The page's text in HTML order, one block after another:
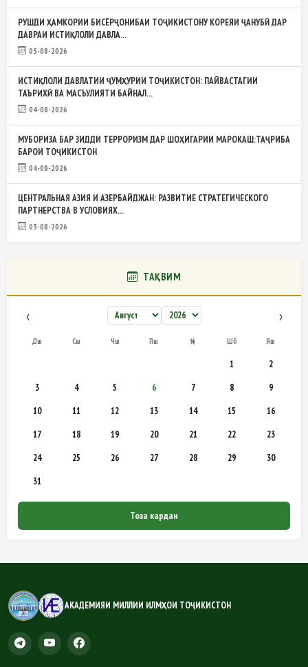
РУШДИ ҲАМКОРИИ БИСЁРҶОНИБАИ ТОҶИКИСТОНУ КОРЕЯИ ҶАНУБӢ ДАР
ДАВРАИ ИСТИҚЛОЛИ ДАВЛА...
05-08-2026
ИСТИҚЛОЛИ ДАВЛАТИИ ҶУМҲУРИИ ТОҶИКИСТОН: ПАЙВАСТАГИИ
ТАЪРИХӢ ВА МАСЪУЛИЯТИ БАЙНАЛ...
04-08-2026
МУБОРИЗА БАР ЗИДДИ ТЕРРОРИЗМ ДАР ШОҲИГАРИИ МАРОКАШ:ТАҶРИБА
БАРОИ ТОҶИКИСТОН
04-08-2026
ЦЕНТРАЛЬНАЯ АЗИЯ И АЗЕРБАЙДЖАН: РАЗВИТИЕ СТРАТЕГИЧЕСКОГО
ПАРТНЕРСТВА В УСЛОВИЯХ...
03-08-2026
ТАҚВИМ
‹ ›
Дш Сш Чш Пш Ҷм Шб Яш
1
2
3
4 5 6 7 8
9
10
11 12 13 14 15
16
17
18 19 20 21 22
23
24
25 26 27 28 29
30
31
Тоза кардан
АКАДЕМИЯИ МИЛЛИИ ИЛМҲОИ ТОҶИКИСТОН